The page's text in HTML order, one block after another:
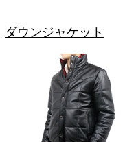
ダウンジャケット